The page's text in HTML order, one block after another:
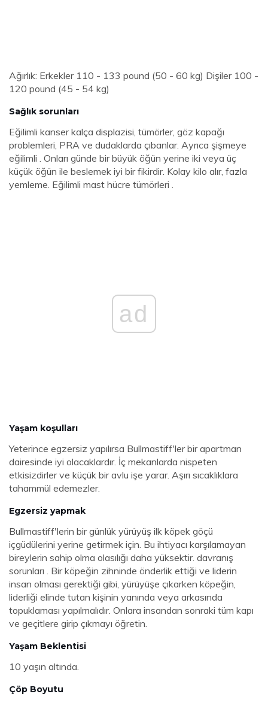
Ağırlık: Erkekler 110 - 133 pound (50 - 60 kg) Dişiler 100 -
120 pound (45 - 54 kg)
Sağlık sorunları
Eğilimli kanser kalça displazisi, tümörler, göz kapağı
problemleri, PRA ve dudaklarda çıbanlar. Ayrıca şişmeye
eğilimli . Onları günde bir büyük öğün yerine iki veya üç
küçük öğün ile beslemek iyi bir fikirdir. Kolay kilo alır, fazla
yemleme. Eğilimli mast hücre tümörleri .
ad
Yaşam koşulları
Yeterince egzersiz yapılırsa Bullmastiff'ler bir apartman
dairesinde iyi olacaklardır. İç mekanlarda nispeten
etkisizdirler ve küçük bir avlu işe yarar. Aşırı sıcaklıklara
tahammül edemezler.
Egzersiz yapmak
Bullmastiff'lerin bir günlük yürüyüş ilk köpek göçü
içgüdülerini yerine getirmek için. Bu ihtiyacı karşılamayan
bireylerin sahip olma olasılığı daha yüksektir. davranış
sorunları . Bir köpeğin zihninde önderlik ettiği ve liderin
insan olması gerektiği gibi, yürüyüşe çıkarken köpeğin,
liderliği elinde tutan kişinin yanında veya arkasında
topuklaması yapılmalıdır. Onlara insandan sonraki tüm kapı
ve geçitlere girip çıkmayı öğretin.
Yaşam Beklentisi
10 yaşın altında.
Çöp Boyutu